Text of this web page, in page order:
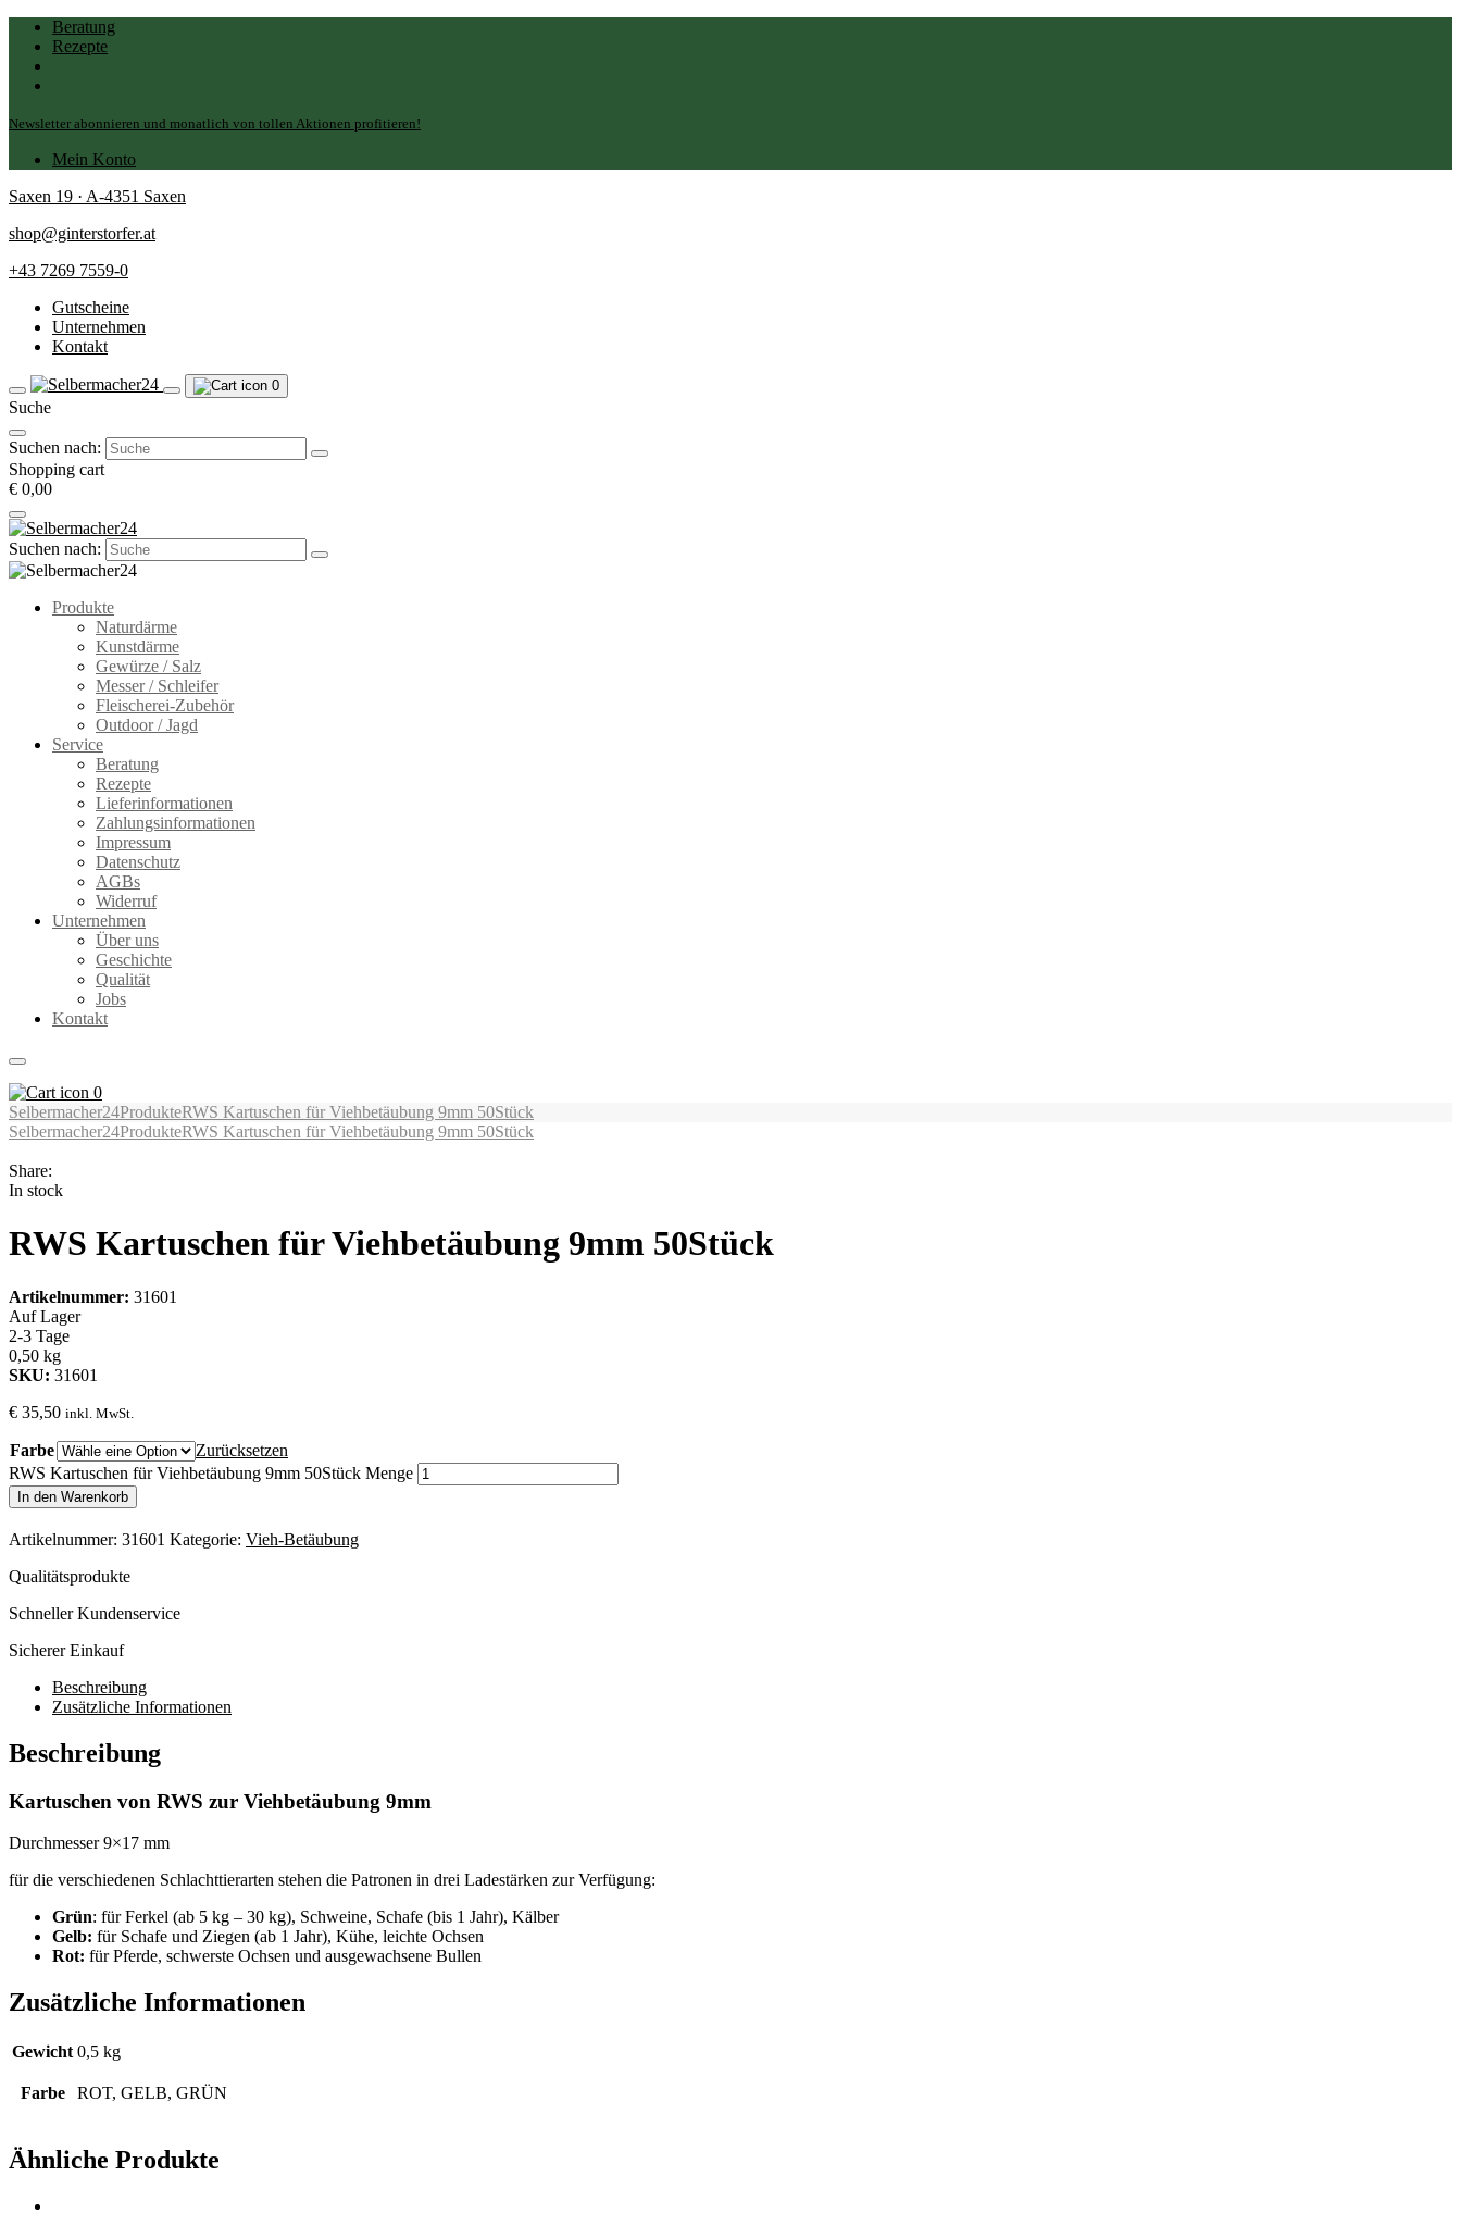
Beratung
Rezepte
Newsletter abonnieren und monatlich von tollen Aktionen profitieren!
Mein Konto
Saxen 19 · A-4351 Saxen
shop@ginterstorfer.at
+43 7269 7559-0
Gutscheine
Unternehmen
Kontakt
0
Suche
Suchen nach:
Shopping cart
€ 0,00
Suchen nach:
Produkte
Naturdärme
Kunstdärme
Gewürze / Salz
Messer / Schleifer
Fleischerei-Zubehör
Outdoor / Jagd
Service
Beratung
Rezepte
Lieferinformationen
Zahlungsinformationen
Impressum
Datenschutz
AGBs
Widerruf
Unternehmen
Über uns
Geschichte
Qualität
Jobs
Kontakt
0
Selbermacher24ProdukteRWS Kartuschen für Viehbetäubung 9mm 50Stück
Selbermacher24ProdukteRWS Kartuschen für Viehbetäubung 9mm 50Stück
Share:
In stock
RWS Kartuschen für Viehbetäubung 9mm 50Stück
Artikelnummer: 31601
Auf Lager
2-3 Tage
0,50 kg
SKU: 31601
€ 35,50 inkl. MwSt.
Farbe
Zurücksetzen
RWS Kartuschen für Viehbetäubung 9mm 50Stück Menge
In den Warenkorb
Artikelnummer: 31601 Kategorie: Vieh-Betäubung
Qualitätsprodukte
Schneller Kundenservice
Sicherer Einkauf
Beschreibung
Zusätzliche Informationen
Beschreibung
Kartuschen von RWS zur Viehbetäubung 9mm
Durchmesser 9×17 mm
für die verschiedenen Schlachttierarten stehen die Patronen in drei Ladestärken zur Verfügung:
Grün: für Ferkel (ab 5 kg – 30 kg), Schweine, Schafe (bis 1 Jahr), Kälber
Gelb: für Schafe und Ziegen (ab 1 Jahr), Kühe, leichte Ochsen
Rot: für Pferde, schwerste Ochsen und ausgewachsene Bullen
Zusätzliche Informationen
Gewicht 0,5 kg
Farbe ROT, GELB, GRÜN
Ähnliche Produkte